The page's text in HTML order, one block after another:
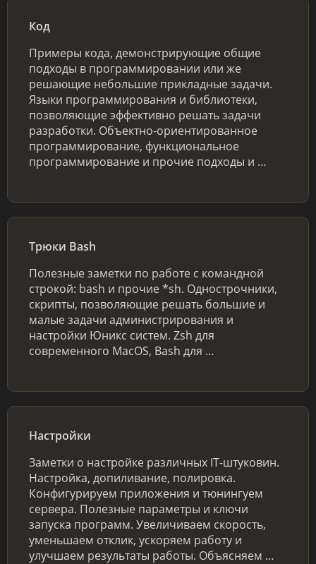
Код
Примеры кода, демонстрирующие общие
подходы в программировании или же
решающие небольшие прикладные задачи.
Языки программирования и библиотеки,
позволяющие эффективно решать задачи
разработки. Объектно-ориентированное
программирование, функциональное
программирование и прочие подходы и …
Трюки Bash
Полезные заметки по работе с командной
строкой: bash и прочие *sh. Однострочники,
скрипты, позволяющие решать большие и
малые задачи администрирования и
настройки Юникс систем. Zsh для
современного MacOS, Bash для …
Настройки
Заметки о настройке различных IT-штуковин.
Настройка, допиливание, полировка.
Конфигурируем приложения и тюнингуем
сервера. Полезные параметры и ключи
запуска программ. Увеличиваем скорость,
уменьшаем отклик, ускоряем работу и
улучшаем результаты работы. Объясняем …